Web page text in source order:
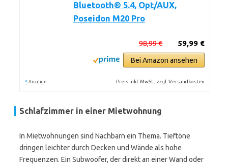
Bluetooth® 5.4, Opt/AUX,
Poseidon M20 Pro
59,99 €
98,99 €
Bei Amazon ansehen
* Anzeige Preis inkl. MwSt., zzgl. Versandkosten
Schlafzimmer in einer Mietwohnung
In Mietwohnungen sind Nachbarn ein Thema. Tieftöne
dringen leichter durch Decken und Wände als hohe
Frequenzen. Ein Subwoofer, der direkt an einer Wand oder